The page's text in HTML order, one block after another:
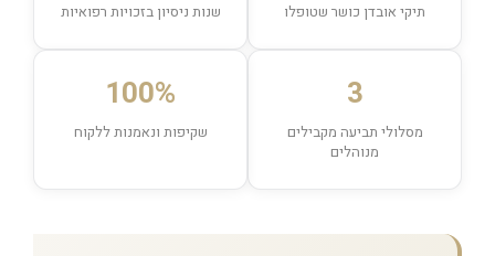
תיקי אובדן כושר שטופלו שנות ניסיון בזכויות רפואיות
3
מסלולי תביעה מקבילים
מנוהלים
100%
שקיפות ונאמנות ללקוח